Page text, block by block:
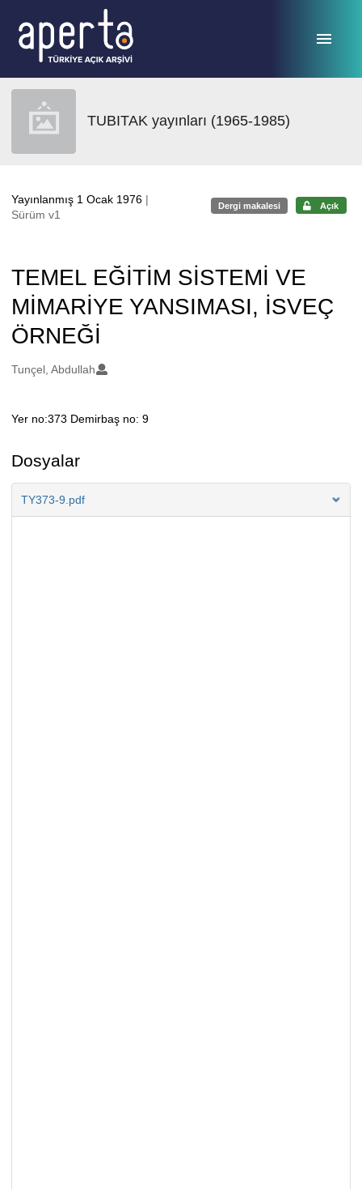
TUBITAK yayınları (1965-1985)
Yayınlanmış 1 Ocak 1976 |
Sürüm v1
Dergi makalesi Açık
TEMEL EĞİTİM SİSTEMİ VE
MİMARİYE YANSIMASI, İSVEÇ
ÖRNEĞİ
Oluşturanlar
Tunçel, Abdullah
Açıklama
Yer no:373 Demirbaş no: 9
Dosyalar
TY373-9.pdf